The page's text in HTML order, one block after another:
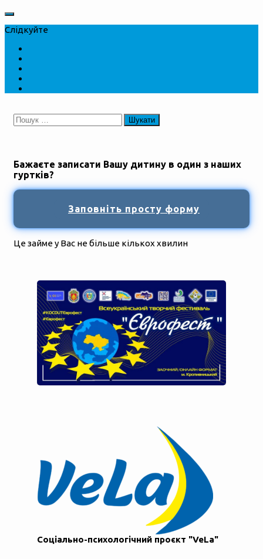
Слідкуйте
Пошук:
Бажаєте записати Вашу дитину в один з наших
гуртків?
Заповніть просту форму
Це займе у Вас не більше кількох хвилин
Соціально-психологічний проєкт "VeLa"